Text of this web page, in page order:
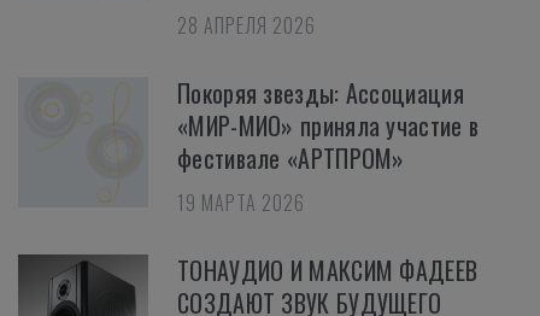
28 АПРЕЛЯ 2026
Покоряя звезды: Ассоциация
«МИР-МИО» приняла участие в
фестивале «АРТПРОМ»
19 МАРТА 2026
ТОНАУДИО И МАКСИМ ФАДЕЕВ
СОЗДАЮТ ЗВУК БУДУЩЕГО